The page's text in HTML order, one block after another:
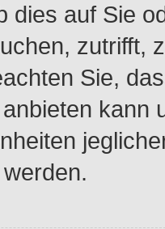
dies auf Sie
zutrifft,
Sie,
kann